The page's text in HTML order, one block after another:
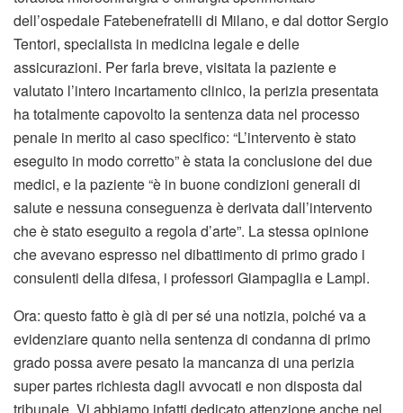
dell’ospedale Fatebenefratelli di Milano, e dal dottor Sergio
Tentori, specialista in medicina legale e delle
assicurazioni. Per farla breve, visitata la paziente e
valutato l’intero incartamento clinico, la perizia presentata
ha totalmente capovolto la sentenza data nel processo
penale in merito al caso specifico: “L’intervento è stato
eseguito in modo corretto” è stata la conclusione dei due
medici, e la paziente “è in buone condizioni generali di
salute e nessuna conseguenza è derivata dall’intervento
che è stato eseguito a regola d’arte”. La stessa opinione
che avevano espresso nel dibattimento di primo grado i
consulenti della difesa, i professori Giampaglia e Lampl.
Ora: questo fatto è già di per sé una notizia, poiché va a
evidenziare quanto nella sentenza di condanna di primo
grado possa avere pesato la mancanza di una perizia
super partes richiesta dagli avvocati e non disposta dal
tribunale. Vi abbiamo infatti dedicato attenzione anche nel